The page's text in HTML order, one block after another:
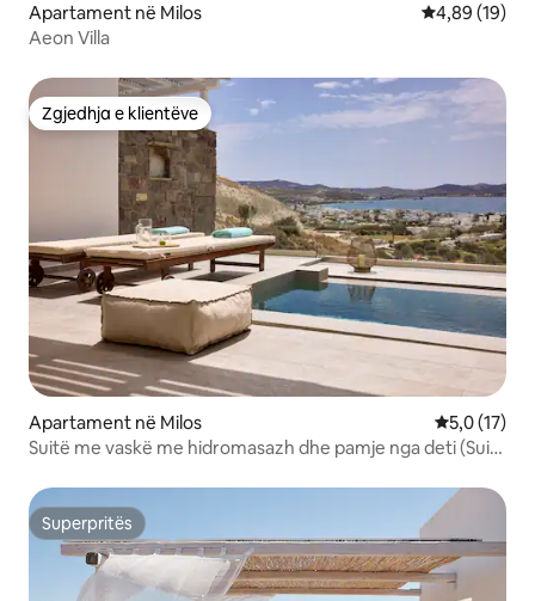
Apartament në Milos Vlerësimi
4,89 (19)
Aeon Villa
Zgjedhja e klientëve
Zgjedhja e klientëve
Apartament në Milos Vlerësimi
5,0 (17)
Suitë me vaskë me hidromasazh dhe pamje nga deti (Suita
Superpritës
Superpritës